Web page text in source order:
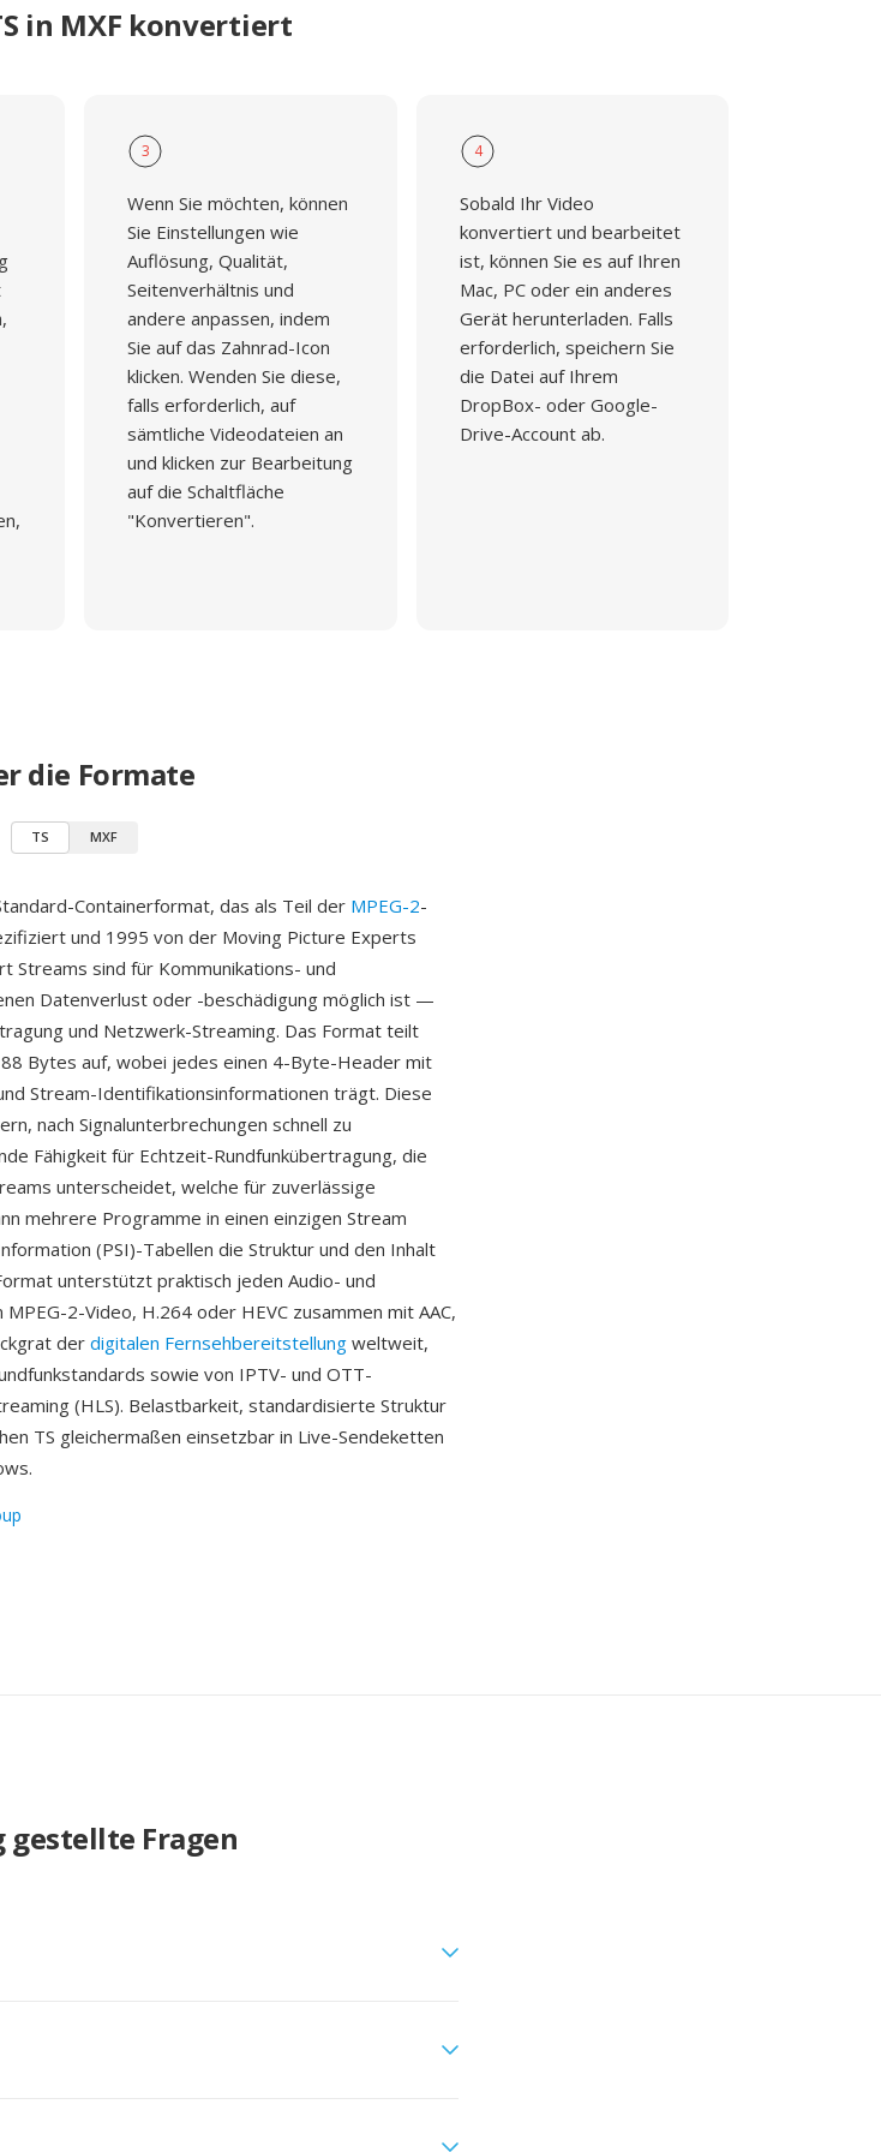
in MXF konvertiert
3
Wenn Sie möchten, können
Sie Einstellungen wie
Auflösung, Qualität,
Seitenverhältnis und
andere anpassen, indem
Sie auf das Zahnrad-Icon
klicken. Wenden Sie diese,
falls erforderlich, auf
sämtliche Videodateien an
und klicken zur Bearbeitung
auf die Schaltfläche
"Konvertieren".
4
Sobald Ihr Video
konvertiert und bearbeitet
ist, können Sie es auf Ihren
Mac, PC oder ein anderes
Gerät herunterladen. Falls
erforderlich, speichern Sie
die Datei auf Ihrem
DropBox- oder Google-
Drive-Account ab.
die Formate
TS MXF
Containerformat, das als Teil der MPEG-2-
und 1995 von der Moving Picture Experts
Streams sind für Kommunikations- und
Datenverlust oder -beschädigung möglich ist —
und Netzwerk-Streaming. Das Format teilt
Bytes auf, wobei jedes einen 4-Byte-Header mit
Stream-Identifikationsinformationen trägt. Diese
nach Signalunterbrechungen schnell zu
Fähigkeit für Echtzeit-Rundfunkübertragung, die
unterscheidet, welche für zuverlässige
mehrere Programme in einen einzigen Stream
(PSI)-Tabellen die Struktur und den Inhalt
unterstützt praktisch jeden Audio- und
2-Video, H.264 oder HEVC zusammen mit AAC,
der digitalen Fernsehbereitstellung weltweit,
sowie von IPTV- und OTT-
(HLS). Belastbarkeit, standardisierte Struktur
TS gleichermaßen einsetzbar in Live-Sendeketten
gestellte Fragen